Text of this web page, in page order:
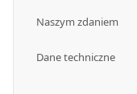
Naszym zdaniem
Dane techniczne